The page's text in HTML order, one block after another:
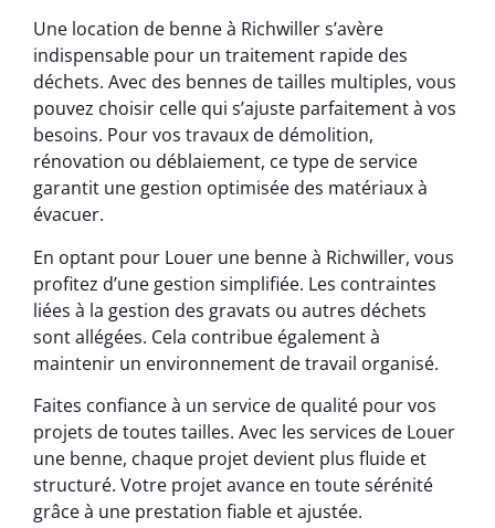
Une location de benne à Richwiller s’avère
indispensable pour un traitement rapide des
déchets. Avec des bennes de tailles multiples, vous
pouvez choisir celle qui s’ajuste parfaitement à vos
besoins. Pour vos travaux de démolition,
rénovation ou déblaiement, ce type de service
garantit une gestion optimisée des matériaux à
évacuer.
En optant pour Louer une benne à Richwiller, vous
profitez d’une gestion simplifiée. Les contraintes
liées à la gestion des gravats ou autres déchets
sont allégées. Cela contribue également à
maintenir un environnement de travail organisé.
Faites confiance à un service de qualité pour vos
projets de toutes tailles. Avec les services de Louer
une benne, chaque projet devient plus fluide et
structuré. Votre projet avance en toute sérénité
grâce à une prestation fiable et ajustée.